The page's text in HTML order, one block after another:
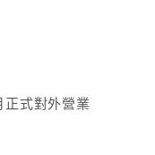
正式對外營業